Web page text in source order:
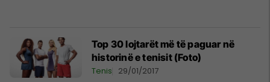
Top 30 lojtarët më të paguar në
historinë e tenisit (Foto)
Tenis 29/01/2017